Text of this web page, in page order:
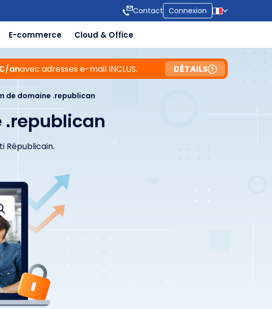
Contact Connexion
E-commerce Cloud & Office
€/anavec adresses e-mail INCLUS. DÉTAILS
de domaine .republican
.republican
Républicain.